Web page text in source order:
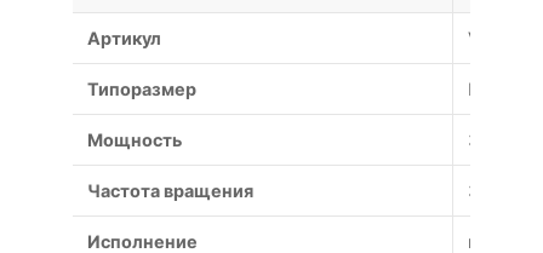
Артикул VO-13-
Типоразмер №
Мощность 3 кВт
Частота вращения 3000
Исполнение